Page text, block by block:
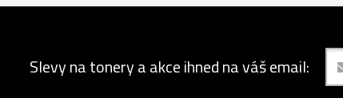
Slevy na tonery a akce ihned na váš email: